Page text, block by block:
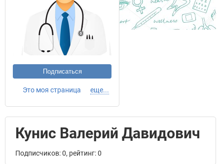
Подписаться
Это моя страница еще...
Кунис Валерий Давидович
Подписчиков: 0, рейтинг: 0